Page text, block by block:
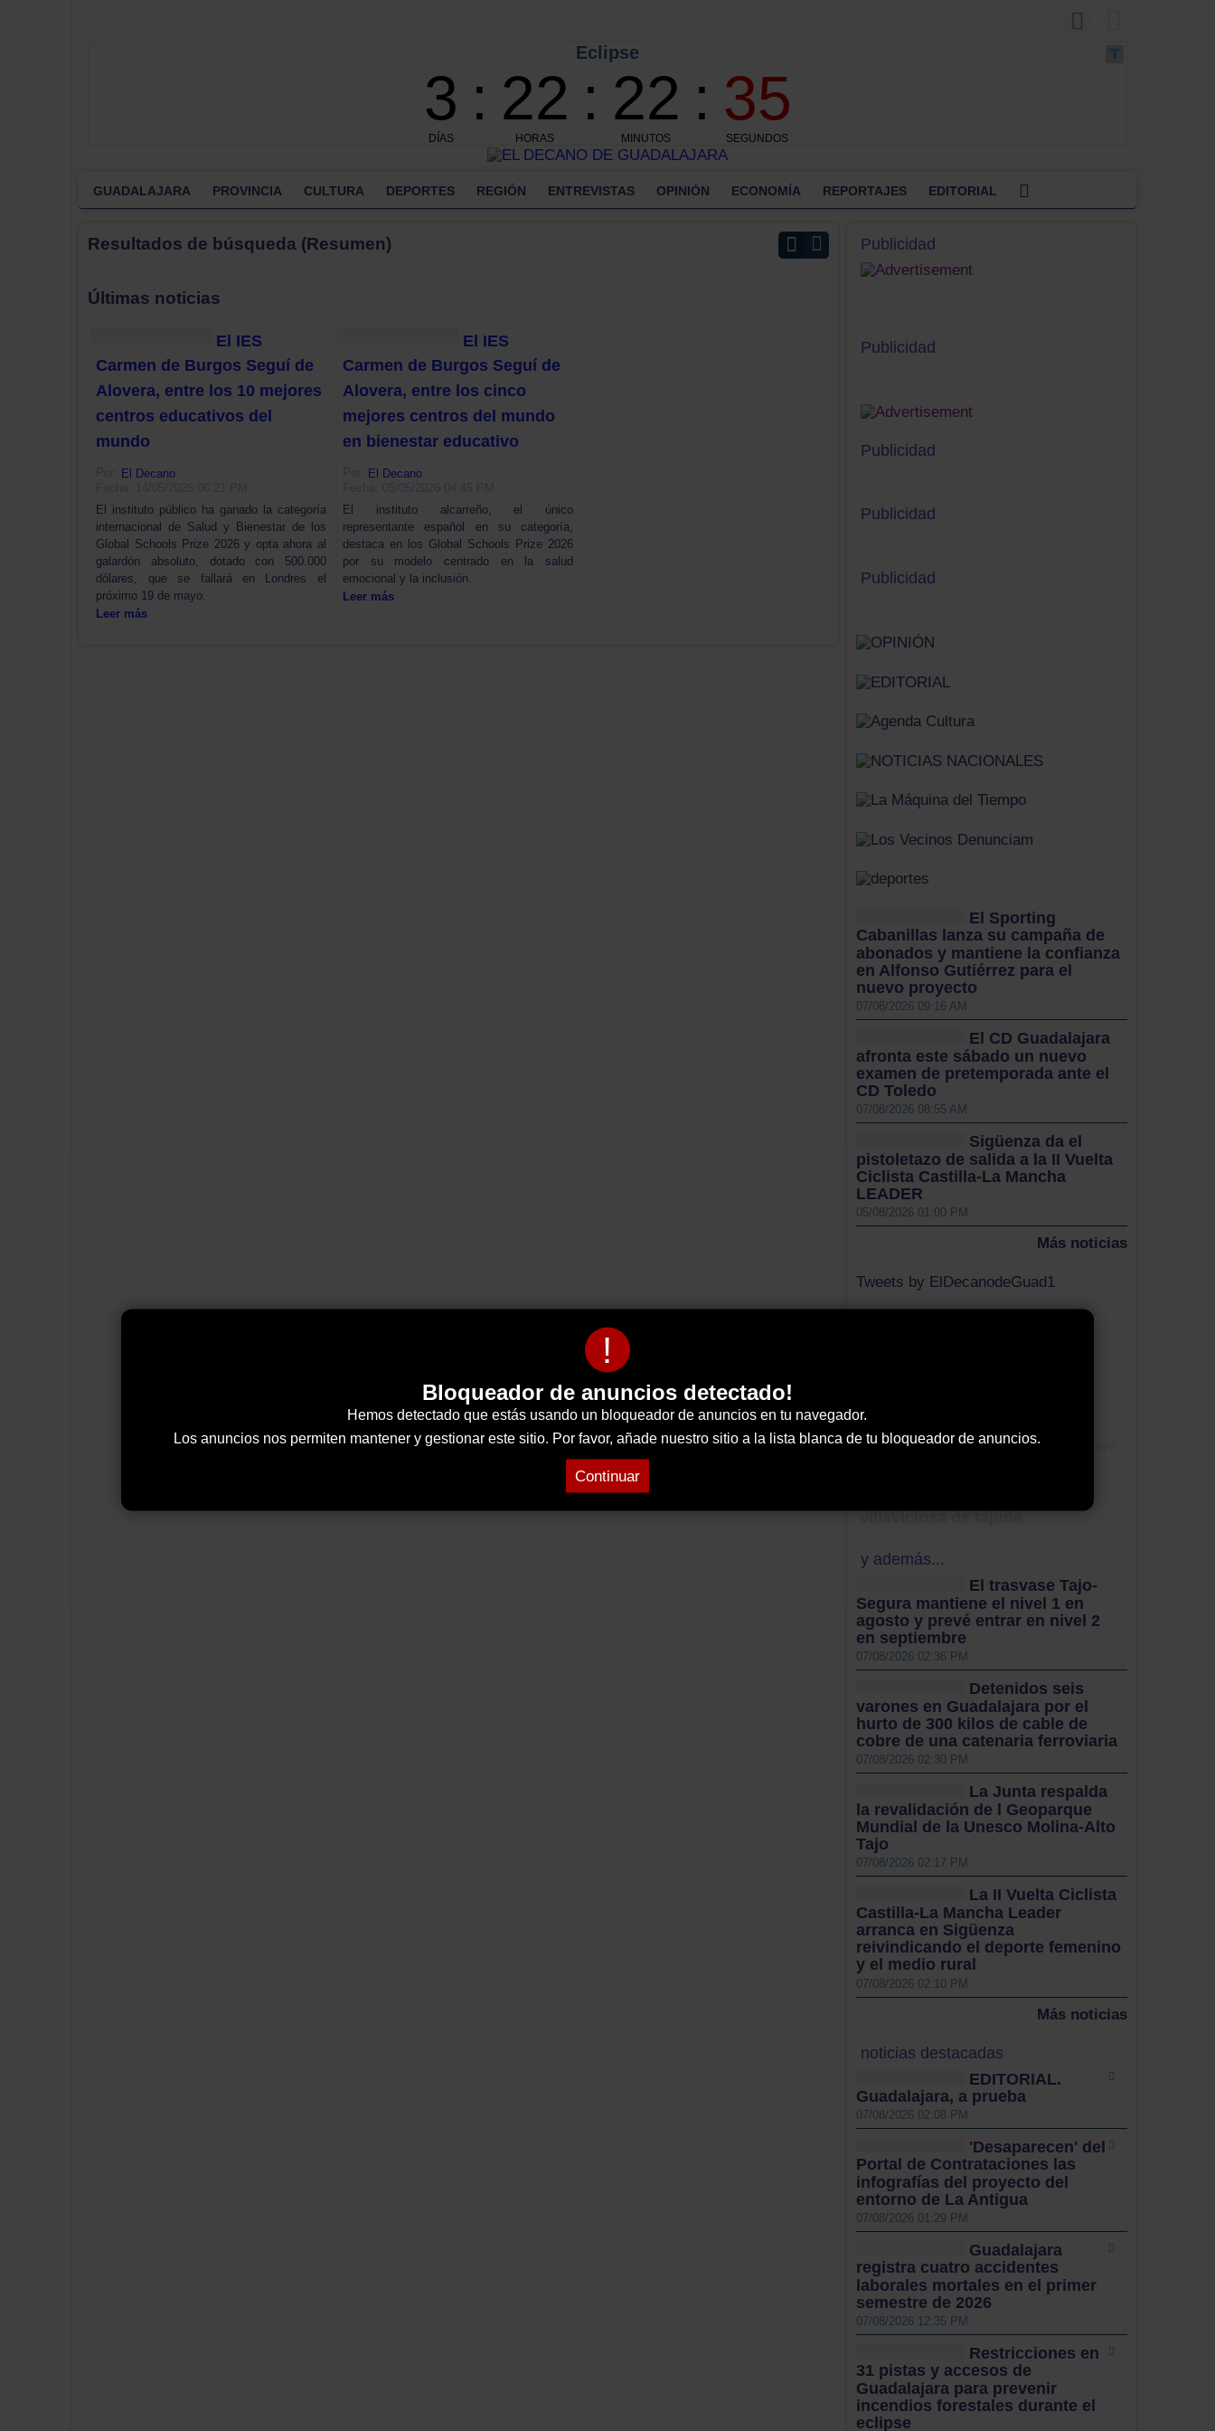
!
Bloqueador de anuncios detectado!
Hemos detectado que estás usando un bloqueador de anuncios en tu navegador.
Los anuncios nos permiten mantener y gestionar este sitio. Por favor, añade nuestro sitio a la lista blanca de tu bloqueador de anuncios.
Continuar
GUADALAJARA PROVINCIA CULTURA DEPORTES REGIÓN ENTREVISTAS OPINIÓN ECONOMÍA REPORTAJES EDITORIAL
Resultados de búsqueda (Resumen)
Últimas noticias
El IES
Carmen de Burgos Seguí de
Alovera, entre los 10 mejores
centros educativos del
mundo
El Decano
El instituto público ha ganado la categoría
internacional de Salud y Bienestar de los
Global Schools Prize 2026 y opta ahora al
galardón absoluto, dotado con 500.000
dólares, que se fallará en Londres el
próximo 19 de mayo.
Leer más
El IES
Carmen de Burgos Seguí de
Alovera, entre los cinco
mejores centros del mundo
en bienestar educativo
El Decano
El instituto alcarreño, el único
representante español en su categoría,
destaca en los Global Schools Prize 2026
por su modelo centrado en la salud
emocional y la inclusión.
Leer más
Publicidad
Publicidad
Publicidad
Publicidad
Publicidad
El Sporting
Cabanillas lanza su campaña de
abonados y mantiene la confianza
en Alfonso Gutiérrez para el
nuevo proyecto
07/08/2026 09:16 AM
El CD Guadalajara
afronta este sábado un nuevo
examen de pretemporada ante el
CD Toledo
07/08/2026 08:55 AM
Sigüenza da el
pistoletazo de salida a la II Vuelta
Ciclista Castilla-La Mancha
LEADER
05/08/2026 01:00 PM
Más noticias
Tweets by ElDecanodeGuad1
El casar
recogida de residuos
villaviciosa de tajuña
y además...
El trasvase Tajo-
Segura mantiene el nivel 1 en
agosto y prevé entrar en nivel 2
en septiembre
07/08/2026 02:36 PM
Detenidos seis
varones en Guadalajara por el
hurto de 300 kilos de cable de
cobre de una catenaria ferroviaria
07/08/2026 02:30 PM
La Junta respalda
la revalidación de l Geoparque
Mundial de la Unesco Molina-Alto
Tajo
07/08/2026 02:17 PM
La II Vuelta Ciclista
Castilla-La Mancha Leader
arranca en Sigüenza
reivindicando el deporte femenino
y el medio rural
07/08/2026 02:10 PM
Más noticias
noticias destacadas
EDITORIAL.
Guadalajara, a prueba
07/08/2026 02:08 PM
'Desaparecen' del
Portal de Contrataciones las
infografías del proyecto del
entorno de La Antigua
07/08/2026 01:29 PM
Guadalajara
registra cuatro accidentes
laborales mortales en el primer
semestre de 2026
07/08/2026 12:35 PM
Restricciones en
31 pistas y accesos de
Guadalajara para prevenir
incendios forestales durante el
eclipse